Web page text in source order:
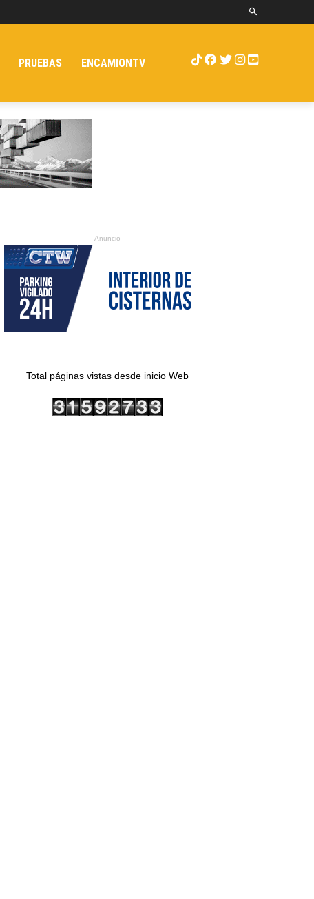
PRUEBAS ENCAMIONTV
Anuncio
Total páginas vistas desde inicio Web